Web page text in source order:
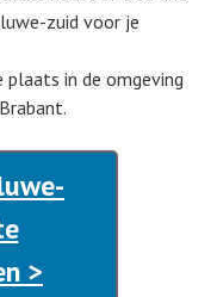
zuid voor je
in de omgeving
>